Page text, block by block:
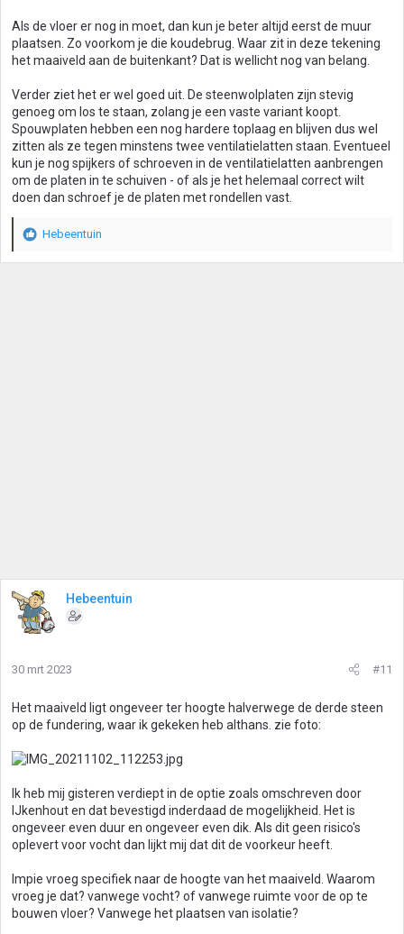
Als de vloer er nog in moet, dan kun je beter altijd eerst de muur
plaatsen. Zo voorkom je die koudebrug. Waar zit in deze tekening
het maaiveld aan de buitenkant? Dat is wellicht nog van belang.
Verder ziet het er wel goed uit. De steenwolplaten zijn stevig
genoeg om los te staan, zolang je een vaste variant koopt.
Spouwplaten hebben een nog hardere toplaag en blijven dus wel
zitten als ze tegen minstens twee ventilatielatten staan. Eventueel
kun je nog spijkers of schroeven in de ventilatielatten aanbrengen
om de platen in te schuiven - of als je het helemaal correct wilt
doen dan schroef je de platen met rondellen vast.
W
Hebeentuin
Hebeentuin
30 mrt 2023 #11
Het maaiveld ligt ongeveer ter hoogte halverwege de derde steen
op de fundering, waar ik gekeken heb althans. zie foto:
Ik heb mij gisteren verdiept in de optie zoals omschreven door
IJkenhout en dat bevestigd inderdaad de mogelijkheid. Het is
ongeveer even duur en ongeveer even dik. Als dit geen risico's
oplevert voor vocht dan lijkt mij dat dit de voorkeur heeft.
Impie vroeg specifiek naar de hoogte van het maaiveld. Waarom
vroeg je dat? vanwege vocht? of vanwege ruimte voor de op te
bouwen vloer? Vanwege het plaatsen van isolatie?